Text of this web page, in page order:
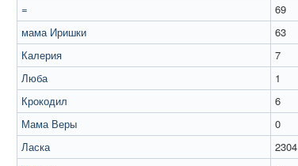
=
69
мама Иришки
63
Калерия
7
Люба
1
Крокодил
6
Мама Веры
0
Ласка
2304